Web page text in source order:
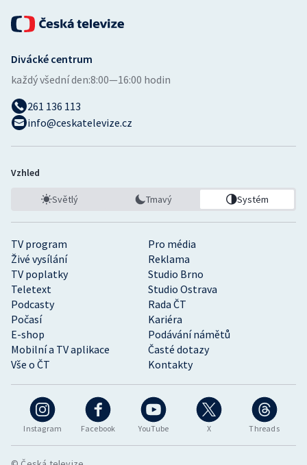
Ostatní
Instagram Facebook YouTube X Threads
TV program
Pro média
Živé vysílání
Reklama
TV poplatky
Studio Brno
Teletext
Studio Ostrava
Podcasty
Rada ČT
Počasí
Kariéra
E-shop
Podávání námětů
Mobilní a TV aplikace
Časté dotazy
Vše o ČT
Kontakty
Divácké centrum
každý všední den:8:00—16:00 hodin
261 136 113
info@ceskatelevize.cz
Vzhled
Světlý Tmavý Systém